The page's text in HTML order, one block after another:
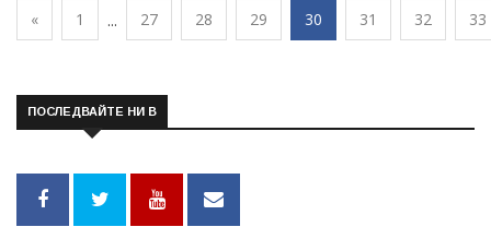
« 1 ... 27 28 29 30 31 32 33
ПОСЛЕДВАЙТЕ НИ В